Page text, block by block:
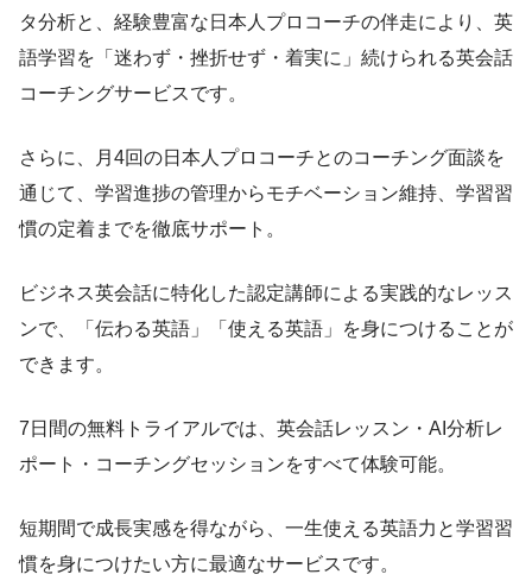
タ分析と、経験豊富な日本人プロコーチの伴走により、英
語学習を「迷わず・挫折せず・着実に」続けられる英会話
コーチングサービスです。
さらに、月4回の日本人プロコーチとのコーチング面談を
通じて、学習進捗の管理からモチベーション維持、学習習
慣の定着までを徹底サポート。
ビジネス英会話に特化した認定講師による実践的なレッス
ンで、「伝わる英語」「使える英語」を身につけることが
できます。
7日間の無料トライアルでは、英会話レッスン・AI分析レ
ポート・コーチングセッションをすべて体験可能。
短期間で成長実感を得ながら、一生使える英語力と学習習
慣を身につけたい方に最適なサービスです。